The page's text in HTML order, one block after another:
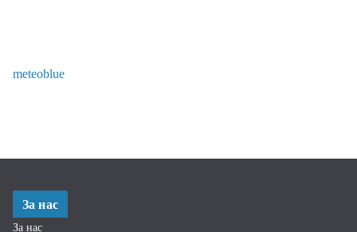
meteoblue
За нас
За нас